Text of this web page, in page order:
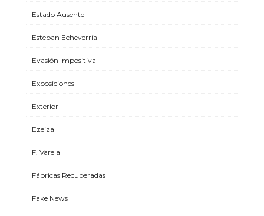
Estado Ausente
Esteban Echeverría
Evasión Impositiva
Exposiciones
Exterior
Ezeiza
F. Varela
Fábricas Recuperadas
Fake News